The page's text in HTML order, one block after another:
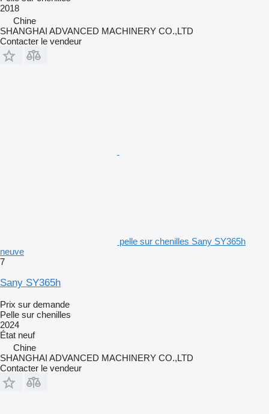
2018
Chine
SHANGHAI ADVANCED MACHINERY CO.,LTD
Contacter le vendeur
pelle sur chenilles Sany SY365h
neuve
7
Sany SY365h
Prix sur demande
Pelle sur chenilles
2024
État neuf
Chine
SHANGHAI ADVANCED MACHINERY CO.,LTD
Contacter le vendeur